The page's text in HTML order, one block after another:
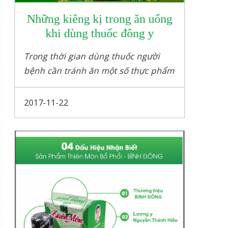
Những kiêng kị trong ăn uống
khi dùng thuốc đông y
Trong thời gian dùng thuốc người
bệnh cần tránh ăn một số thực phẩm
mang tính đối lập với chiều hướng
của thuốc.
2017-11-22